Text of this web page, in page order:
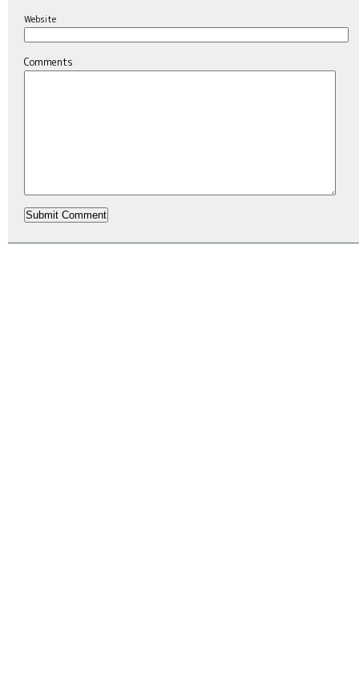
Website
Comments